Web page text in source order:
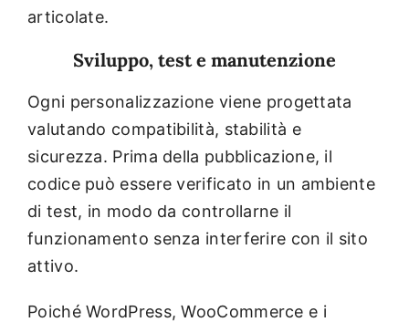
articolate.
Sviluppo, test e manutenzione
Ogni personalizzazione viene progettata
valutando compatibilità, stabilità e
sicurezza. Prima della pubblicazione, il
codice può essere verificato in un ambiente
di test, in modo da controllarne il
funzionamento senza interferire con il sito
attivo.
Poiché WordPress, WooCommerce e i